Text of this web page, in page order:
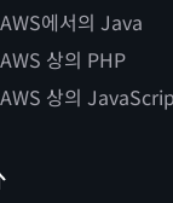
AWS에서의 Java
AWS 상의 PHP
AWS 상의